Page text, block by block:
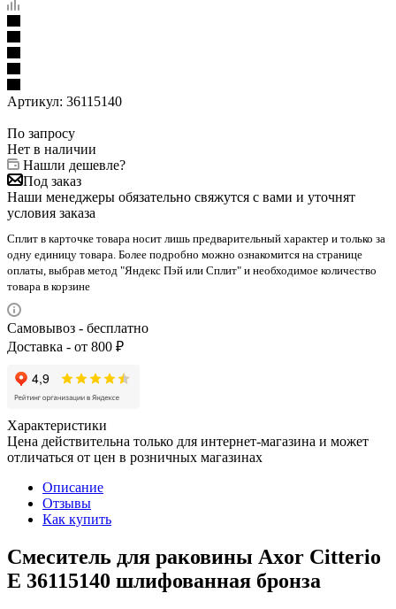
Артикул: 36115140
По запросу
Нет в наличии
Нашли дешевле?
Под заказ
Наши менеджеры обязательно свяжутся с вами и уточнят
условия заказа
Сплит в карточке товара носит лишь предварительный характер и только за
одну единицу товара. Более подробно можно ознакомится на странице
оплаты, выбрав метод "Яндекс Пэй или Сплит" и необходимое количество
товара в корзине
Самовывоз - бесплатно
Доставка - от 800 ₽
Характеристики
Цена действительна только для интернет-магазина и может
отличаться от цен в розничных магазинах
Описание
Отзывы
Как купить
Смеситель для раковины Axor Citterio
E 36115140 шлифованная бронза